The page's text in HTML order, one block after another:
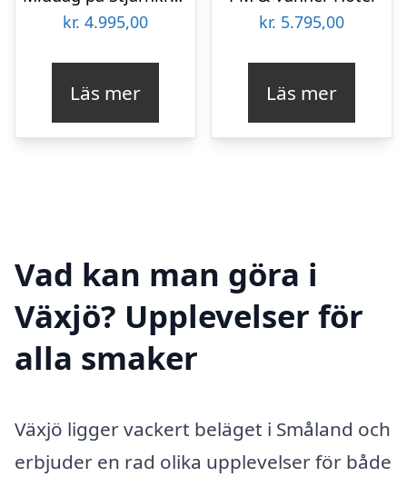
kr. 4.995,00
Läs mer
kr. 5.795,00
Läs mer
Vad kan man göra i
Växjö? Upplevelser för
alla smaker
Växjö ligger vackert beläget i Småland och
erbjuder en rad olika upplevelser för både